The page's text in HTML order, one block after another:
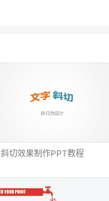
切效果制作PPT教程